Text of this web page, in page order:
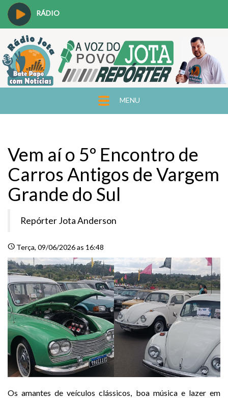
RÁDIO
MENU
Vem aí o 5º Encontro de
Carros Antigos de Vargem
Grande do Sul
Repórter Jota Anderson
schedule Terça, 09/06/2026 as 16:48
Os amantes de veículos clássicos, boa música e lazer em